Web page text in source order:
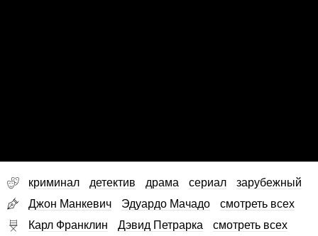
криминал детектив драма сериал
зарубежный
Джон Манкевич
Эдуардо Мачадо
смотреть всех
Карл Франклин
Дэвид Петрарка
смотреть всех